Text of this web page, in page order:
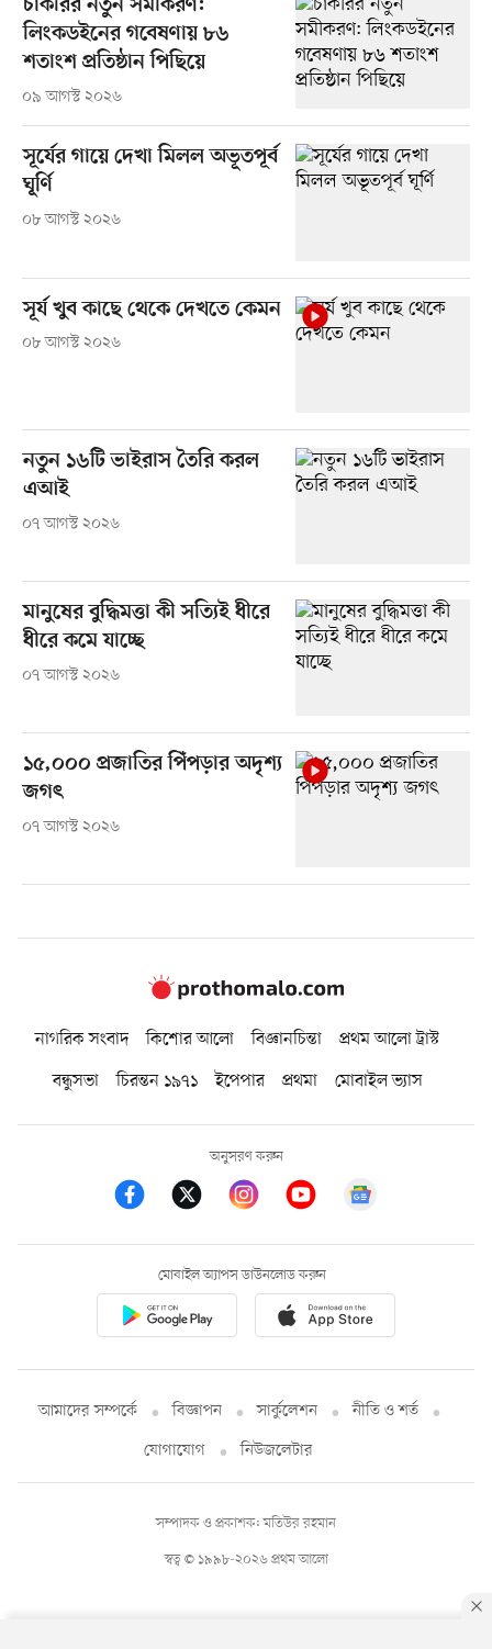
চাকরির নতুন সমীকরণ:
লিংকডইনের গবেষণায় ৮৬
শতাংশ প্রতিষ্ঠান পিছিয়ে
০৯ আগস্ট ২০২৬
সূর্যের গায়ে দেখা মিলল অভূতপূর্ব
ঘূর্ণি
০৮ আগস্ট ২০২৬
সূর্য খুব কাছে থেকে দেখতে কেমন
০৮ আগস্ট ২০২৬
নতুন ১৬টি ভাইরাস তৈরি করল
এআই
০৭ আগস্ট ২০২৬
মানুষের বুদ্ধিমত্তা কী সত্যিই ধীরে
ধীরে কমে যাচ্ছে
০৭ আগস্ট ২০২৬
১৫,০০০ প্রজাতির পিঁপড়ার অদৃশ্য
জগৎ
০৭ আগস্ট ২০২৬
নাগরিক সংবাদ কিশোর আলো বিজ্ঞানচিন্তা
প্রথম আলো ট্রাস্ট
বন্ধুসভা
চিরন্তন ১৯৭১ ইপেপার প্রথমা মোবাইল ভ্যাস
অনুসরণ করুন
মোবাইল অ্যাপস ডাউনলোড করুন
আমাদের সম্পর্কে বিজ্ঞাপন সার্কুলেশন
নীতি ও শর্ত
যোগাযোগ
নিউজলেটার
স্বত্ব © ১৯৯৮-২০২৬ প্রথম আলো
সম্পাদক ও প্রকাশক: মতিউর রহমান